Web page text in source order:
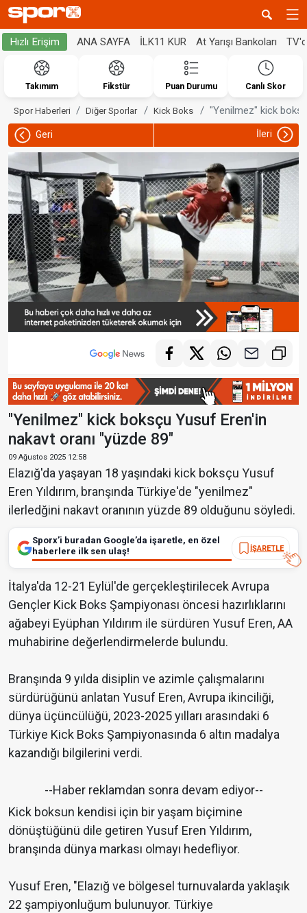
Hızlı Erişim ANA SAYFA İLK11 KUR At Yarışı Bankoları
Takımım Fikstür Puan Durumu Canlı Skor
Spor Haberleri Diğer Sporlar Kick Boks "Yenilmez" kick
Geri İleri
"Yenilmez" kick boksçu Yusuf Eren'in
nakavt oranı "yüzde 89"
09 Ağustos 2025 12:58
Elazığ'da yaşayan 18 yaşındaki kick boksçu Yusuf
Eren Yıldırım, branşında Türkiye'de "yenilmez"
ilerledğini nakavt oranının yüzde 89 olduğunu söyledi.
Sporx’i buradan Google’da işaretle, en özel
haberlere ilk sen ulaş!
İŞARETLE
İtalya'da 12-21 Eylül'de gerçekleştirilecek Avrupa
Gençler Kick Boks Şampiyonası öncesi hazırlıklarını
ağabeyi Eyüphan Yıldırım ile sürdüren Yusuf Eren, AA
muhabirine değerlendirmelerde bulundu.
Branşında 9 yılda disiplin ve azimle çalışmalarını
sürdürüğünü anlatan Yusuf Eren, Avrupa ikinciliği,
dünya üçüncülüğü, 2023-2025 yılları arasındaki 6
Türkiye Kick Boks Şampiyonasında 6 altın madalya
kazandığı bilgilerini verdi.
--Haber reklamdan sonra devam ediyor--
Kick boksun kendisi için bir yaşam biçimine
dönüştüğünü dile getiren Yusuf Eren Yıldırım,
branşında dünya markası olmayı hedefliyor.
Yusuf Eren, "Elazığ ve bölgesel turnuvalarda yaklaşık
22 şampiyonluğum bulunuyor. Türkiye